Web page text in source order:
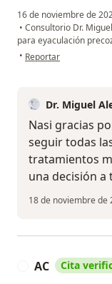
16 de noviembre de
• Consultorio Dr.
para eyaculación
• en opinión del usuario
Reportar
Dr. Miguel
Nasi gracias
seguir todas
tratamientos
una decisión a
18 de noviembre de
AC Cita